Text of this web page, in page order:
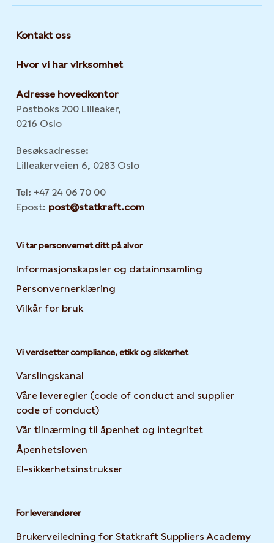
Kontakt oss
Hvor vi har virksomhet
Adresse hovedkontor
Postboks 200 Lilleaker,
0216 Oslo
Besøksadresse:
Lilleakerveien 6, 0283 Oslo
Tel: +47 24 06 70 00
Epost: post@statkraft.com
Vi tar personvernet ditt på alvor
Informasjonskapsler og datainnsamling
Personvernerklæring
Vilkår for bruk
Vi verdsetter compliance, etikk og sikkerhet
Varslingskanal
Våre leveregler (code of conduct and supplier
code of conduct)
Vår tilnærming til åpenhet og integritet
Åpenhetsloven
El-sikkerhetsinstrukser
For leverandører
Brukerveiledning for Statkraft Suppliers Academy